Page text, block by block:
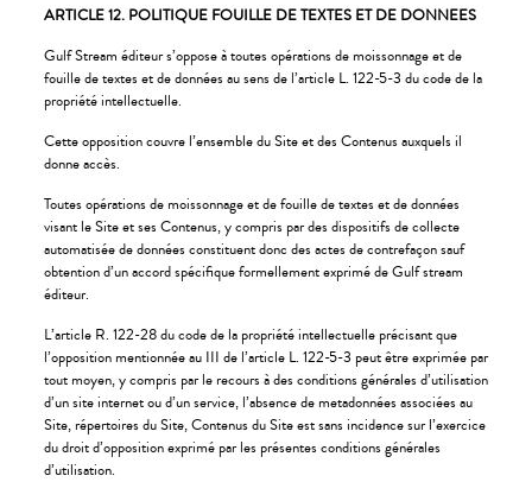
ARTICLE 12. POLITIQUE FOUILLE DE TEXTES ET DE DONNEES
Gulf Stream éditeur s’oppose à toutes opérations de moissonnage et de
fouille de textes et de données au sens de l’article L. 122-5-3 du code de la
propriété intellectuelle.
Cette opposition couvre l’ensemble du Site et des Contenus auxquels il
donne accès.
Toutes opérations de moissonnage et de fouille de textes et de données
visant le Site et ses Contenus, y compris par des dispositifs de collecte
automatisée de données constituent donc des actes de contrefaçon sauf
obtention d’un accord spécifique formellement exprimé de Gulf stream
éditeur.
L’article R. 122-28 du code de la propriété intellectuelle précisant que
l’opposition mentionnée au III de l’article L. 122-5-3 peut être exprimée par
tout moyen, y compris par le recours à des conditions générales d’utilisation
d’un site internet ou d’un service, l’absence de metadonnées associées au
Site, répertoires du Site, Contenus du Site est sans incidence sur l’exercice
du droit d’opposition exprimé par les présentes conditions générales
d’utilisation.